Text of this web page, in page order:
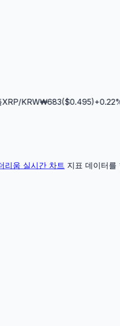
/KRW₩683($0.495)+0.22%
리움 실시간 차트 지표 데이터를